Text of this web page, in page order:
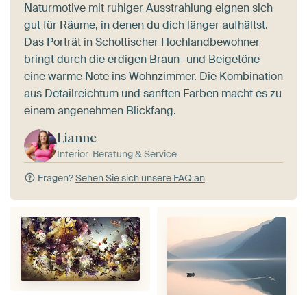
Naturmotive mit ruhiger Ausstrahlung eignen sich
gut für Räume, in denen du dich länger aufhältst.
Das Porträt inSchottischer Hochlandbewohner
bringt durch die erdigen Braun- und Beigetöne
eine warme Note ins Wohnzimmer. Die Kombination
aus Detailreichtum und sanften Farben macht es zu
einem angenehmen Blickfang.
Lianne
Interior-Beratung & Service
Fragen?Sehen Sie sich unsere FAQ an